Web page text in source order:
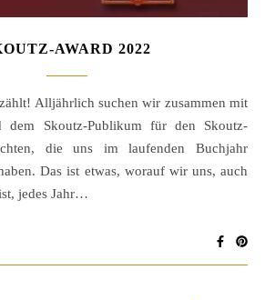
AWARD 2022
dem Skoutz-Publikum für den Skoutz-
die uns im laufenden Buchjahr
Das ist etwas, worauf wir uns, auch
jedes Jahr…